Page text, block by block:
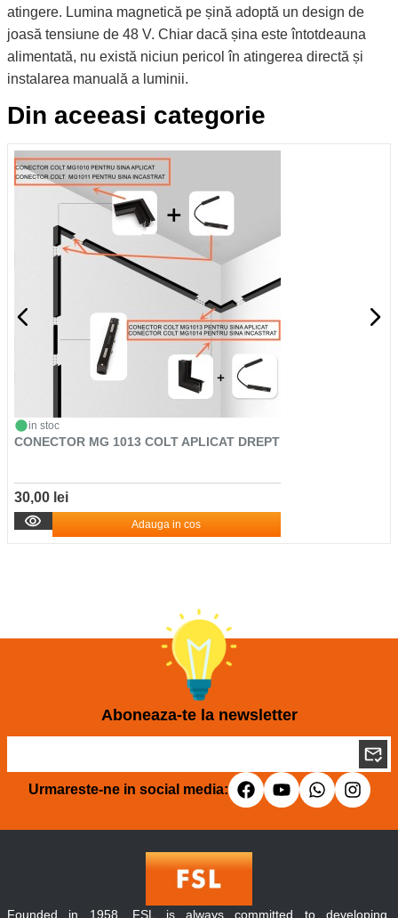
atingere. Lumina magnetică pe șină adoptă un design de
joasă tensiune de 48 V. Chiar dacă șina este întotdeauna
alimentată, nu există niciun pericol în atingerea directă și
instalarea manuală a luminii.
Din aceeasi categorie
in stoc
CONECTOR MG 1013 COLT APLICAT DREPT
30,00 lei
Adauga in cos
Aboneaza-te la newsletter
Urmareste-ne in social media:
Founded in 1958, FSL is always committed to developing,